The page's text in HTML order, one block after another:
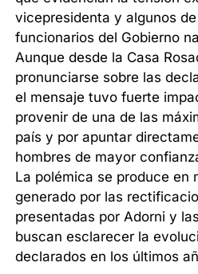
vicepresidenta y algunos
funcionarios del Gobierno
Aunque desde la Casa
pronunciarse sobre las
el mensaje tuvo fuerte
provenir de una de las
país y por apuntar
hombres de mayor
La polémica se produce en
generado por las
presentadas por Adorni y
buscan esclarecer la
declarados en los últimos